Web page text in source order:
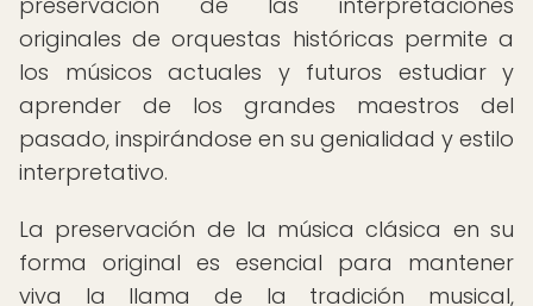
originales de orquestas históricas permite a
los músicos actuales y futuros estudiar y
aprender de los grandes maestros del
pasado, inspirándose en su genialidad y estilo
interpretativo.
La preservación de la música clásica en su
forma original es esencial para mantener
viva la llama de la tradición musical,